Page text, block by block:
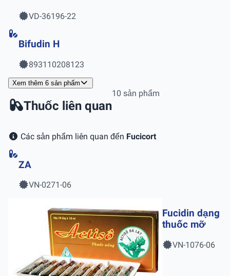
VD-36196-22
Bifudin H
893110208123
Xem thêm 6 sản phẩm
Thuốc liên quan
10 sản phẩm
Các sản phẩm liên quan đến Fucicort
ZA
VN-0271-06
Fucidin dạng
thuốc mỡ
VN-1076-06